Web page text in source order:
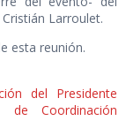
Larroulet.
esta reunión.
del Presidente
de Coordinación